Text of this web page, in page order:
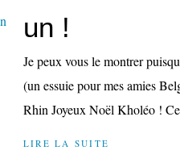
un !
Je peux vous le montrer
(un essuie pour mes amies
Rhin Joyeux Noël Kholéo !
LIRE LA SUITE